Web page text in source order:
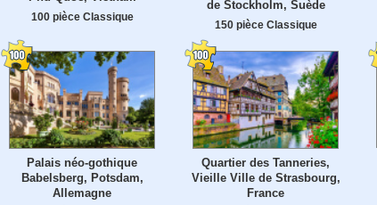
100 pièce Classique
de Stockholm, Suède
150 pièce Classique
Palais néo-gothique
Babelsberg, Potsdam,
Allemagne
Quartier des Tanneries,
Vieille Ville de Strasbourg,
France